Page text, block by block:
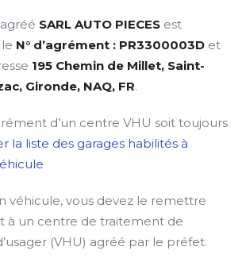
SARL AUTO PIECES est
N° d’agrément : PR3300003D et
195 Chemin de Millet, Saint-
Gironde, NAQ, FR.
d’un centre VHU soit toujours
la liste des garages habilités à
véhicule, vous devez le remettre
à un centre de traitement de
(VHU) agréé par le préfet.